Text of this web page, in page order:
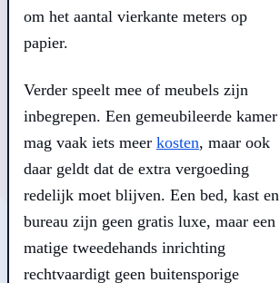
om het aantal vierkante meters op
papier.
Verder speelt mee of meubels zijn
inbegrepen. Een gemeubileerde kamer
mag vaak iets meer kosten, maar ook
daar geldt dat de extra vergoeding
redelijk moet blijven. Een bed, kast en
bureau zijn geen gratis luxe, maar een
matige tweedehands inrichting
rechtvaardigt geen buitensporige